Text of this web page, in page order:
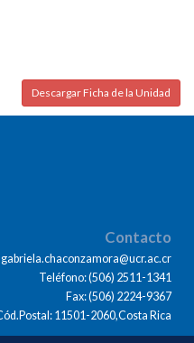
Descargar Ficha de la Unidad
Contacto
Teléfono: (506) 2511-1341
Fax: (506) 2224-9367
11501-2060,Costa Rica